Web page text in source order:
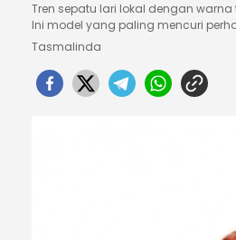
Tren sepatu lari lokal dengan
Ini model yang paling mencuri
Tasmalinda